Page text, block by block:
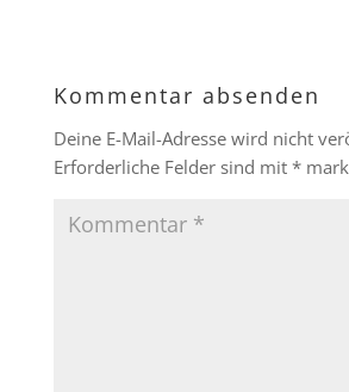
Kommentar absenden
Deine E-Mail-Adresse wird nicht
Erforderliche Felder sind mit *